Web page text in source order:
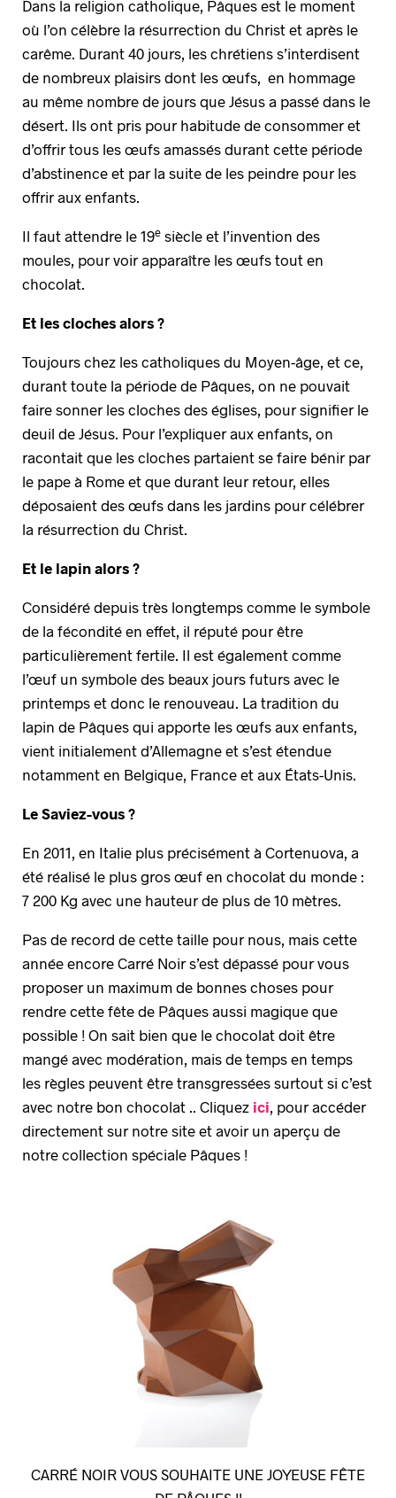
Dans la religion catholique, Pâques est le moment
où l’on célèbre la résurrection du Christ et après le
carême. Durant 40 jours, les chrétiens s’interdisent
de nombreux plaisirs dont les œufs, en hommage
au même nombre de jours que Jésus a passé dans le
désert. Ils ont pris pour habitude de consommer et
d’offrir tous les œufs amassés durant cette période
d’abstinence et par la suite de les peindre pour les
offrir aux enfants.
Il faut attendre le 19e siècle et l’invention des
moules, pour voir apparaître les œufs tout en
chocolat.
Et les cloches alors ?
Toujours chez les catholiques du Moyen-âge, et ce,
durant toute la période de Pâques, on ne pouvait
faire sonner les cloches des églises, pour signifier le
deuil de Jésus. Pour l’expliquer aux enfants, on
racontait que les cloches partaient se faire bénir par
le pape à Rome et que durant leur retour, elles
déposaient des œufs dans les jardins pour célébrer
la résurrection du Christ.
Et le lapin alors ?
Considéré depuis très longtemps comme le symbole
de la fécondité en effet, il réputé pour être
particulièrement fertile. Il est également comme
l’œuf un symbole des beaux jours futurs avec le
printemps et donc le renouveau. La tradition du
lapin de Pâques qui apporte les œufs aux enfants,
vient initialement d’Allemagne et s’est étendue
notamment en Belgique, France et aux États-Unis.
Le Saviez-vous ?
En 2011, en Italie plus précisément à Cortenuova, a
été réalisé le plus gros œuf en chocolat du monde :
7 200 Kg avec une hauteur de plus de 10 mètres.
Pas de record de cette taille pour nous, mais cette
année encore Carré Noir s’est dépassé pour vous
proposer un maximum de bonnes choses pour
rendre cette fête de Pâques aussi magique que
possible ! On sait bien que le chocolat doit être
mangé avec modération, mais de temps en temps
les règles peuvent être transgressées surtout si c’est
avec notre bon chocolat .. Cliquez ici, pour accéder
directement sur notre site et avoir un aperçu de
notre collection spéciale Pâques !
CARRÉ NOIR VOUS SOUHAITE UNE JOYEUSE FÊTE